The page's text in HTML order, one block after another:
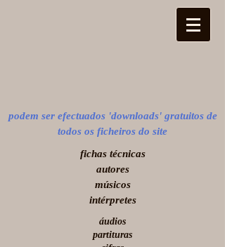
podem ser efectuados 'downloads' gratuitos de
todos os ficheiros do site
​fichas técnicas
autores
músicos
intérpretes
áudios
partituras